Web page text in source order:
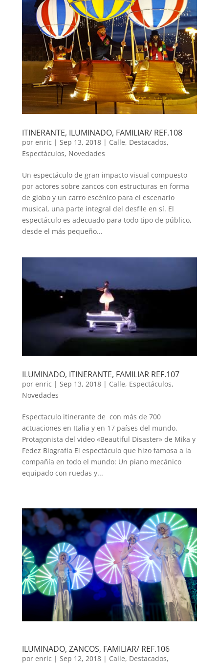
ITINERANTE, ILUMINADO, FAMILIAR/ REF.108
por enric | Sep 13, 2018| Calle, Destacados,
Espectáculos, Novedades
Un espectáculo de gran impacto visual compuesto
por actores sobre zancos con estructuras en forma
de globo y un carro escénico para el escenario
musical, una parte integral del desfile en sí. El
espectáculo es adecuado para todo tipo de público,
desde el más pequeño...
ILUMINADO, ITINERANTE, FAMILIAR REF.107
por enric | Sep 13, 2018| Calle, Espectáculos,
Novedades
Espectaculo itinerante de con más de 700
actuaciones en Italia y en 17 países del mundo.
Protagonista del video «Beautiful Disaster» de Mika y
Fedez Biografía El espectáculo que hizo famosa a la
compañía en todo el mundo: Un piano mecánico
equipado con ruedas y...
ILUMINADO, ZANCOS, FAMILIAR/ REF.106
por enric | Sep 12, 2018| Calle, Destacados,